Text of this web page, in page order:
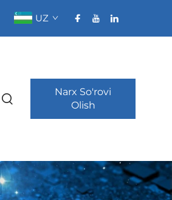
UZ
Narx So'rovi
Olish